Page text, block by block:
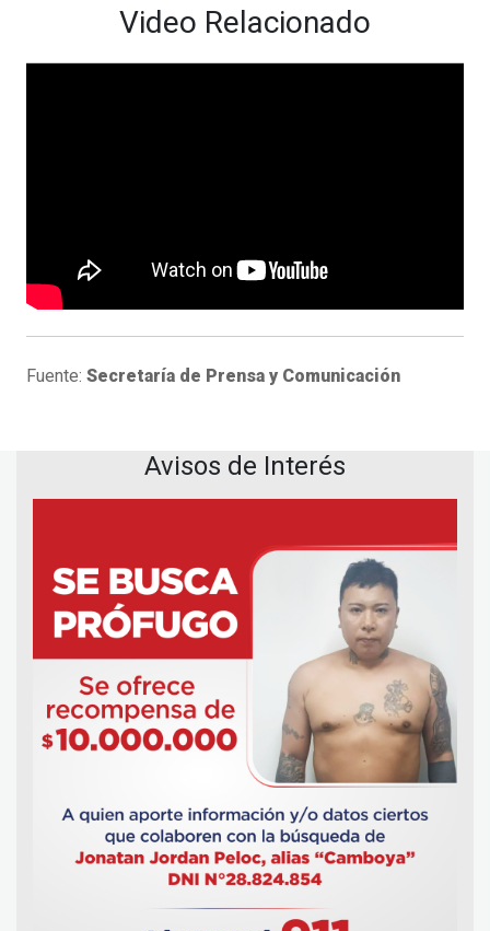
Video Relacionado
Fuente: Secretaría de Prensa y Comunicación
Avisos de Interés